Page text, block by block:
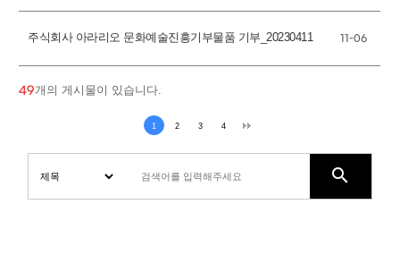
주식회사 아라리오 문화예술진흥기부물품 기부_20230411 11-06
49개의 게시물이 있습니다.
1 2 3 4
search